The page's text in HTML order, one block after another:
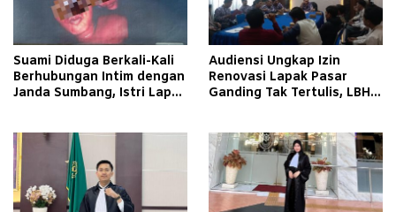
Suami Diduga Berkali-Kali
Berhubungan Intim dengan
Janda Sumbang, Istri Lapor
Audiensi Ungkap Izin
Renovasi Lapak Pasar
Ganding Tak Tertulis, LBH